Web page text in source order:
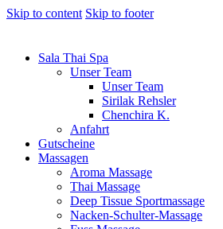
Skip to content Skip to footer
Sala Thai Spa
Unser Team
Unser Team
Sirilak Rehsler
Chenchira K.
Anfahrt
Gutscheine
Massagen
Aroma Massage
Thai Massage
Deep Tissue Sportmassage
Nacken-Schulter-Massage